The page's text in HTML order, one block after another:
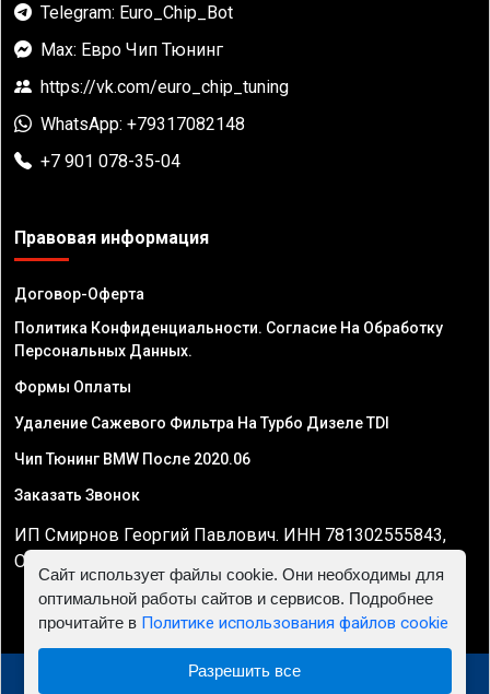
Telegram: Euro_Chip_Bot
Max: Евро Чип Тюнинг
https://vk.com/euro_chip_tuning
WhatsApp: +79317082148
+7 901 078-35-04
Правовая информация
Договор-Оферта
Политика Конфиденциальности. Согласие На Обработку
Персональных Данных.
Формы Оплаты
Удаление Сажевого Фильтра На Турбо Дизеле TDI
Чип Тюнинг BMW После 2020.06
Заказать Звонок
ИП Смирнов Георгий Павлович. ИНН 781302555843,
ОГРНИП 324470400032610
© 2010 - 2026 Чип тюнинг двигателя автомобиля -
Сайт использует файлы cookie. Они необходимы для
оптимальной работы сайтов и сервисов. Подробнее
прочитайте в Политике использования файлов cookie
Разрешить все